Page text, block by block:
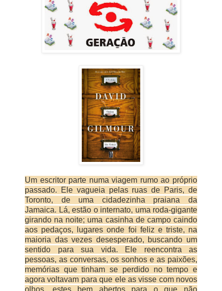
Um escritor parte numa viagem rumo ao próprio
passado. Ele vagueia pelas ruas de Paris, de
Toronto, de uma cidadezinha praiana da
Jamaica. Lá, estão o internato, uma roda-gigante
girando na noite; uma casinha de campo caindo
aos pedaços, lugares onde foi feliz e triste, na
maioria das vezes desesperado, buscando um
sentido para sua vida. Ele reencontra as
pessoas, as conversas, os sonhos e as paixões,
memórias que tinham se perdido no tempo e
agora voltavam para que ele as visse com novos